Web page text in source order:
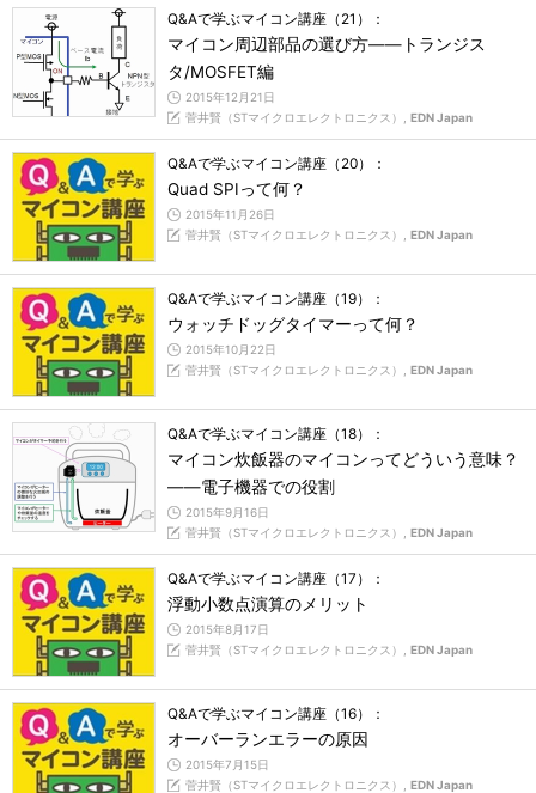
Q&Aで学ぶマイコン講座（21）：
マイコン周辺部品の選び方――トランジス
タ/MOSFET編
2015年12月21日
菅井賢（STマイクロエレクトロニクス）, EDN Japan
Q&Aで学ぶマイコン講座（20）：
Quad SPIって何？
2015年11月26日
菅井賢（STマイクロエレクトロニクス）, EDN Japan
Q&Aで学ぶマイコン講座（19）：
ウォッチドッグタイマーって何？
2015年10月22日
菅井賢（STマイクロエレクトロニクス）, EDN Japan
Q&Aで学ぶマイコン講座（18）：
マイコン炊飯器のマイコンってどういう意味？
――電子機器での役割
2015年9月16日
菅井賢（STマイクロエレクトロニクス）, EDN Japan
Q&Aで学ぶマイコン講座（17）：
浮動小数点演算のメリット
2015年8月17日
菅井賢（STマイクロエレクトロニクス）, EDN Japan
Q&Aで学ぶマイコン講座（16）：
オーバーランエラーの原因
2015年7月15日
菅井賢（STマイクロエレクトロニクス）, EDN Japan